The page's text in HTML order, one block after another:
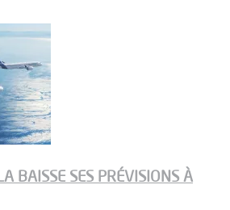
BAISSE SES PRÉVISIONS À